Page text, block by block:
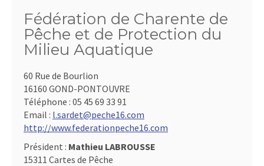
Fédération de Charente de
Pêche et de Protection du
Milieu Aquatique
60 Rue de Bourlion
16160 GOND-PONTOUVRE
Téléphone : 05 45 69 33 91
Email : l.sardet@peche16.com
http://www.federationpeche16.com
Président : Mathieu LABROUSSE
15311 Cartes de Pêche